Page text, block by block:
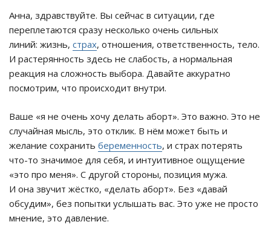
Анна, здравствуйте. Вы сейчас в ситуации, где
переплетаются сразу несколько очень сильных
линий: жизнь, страх, отношения, ответственность, тело.
И растерянность здесь не слабость, а нормальная
реакция на сложность выбора. Давайте аккуратно
посмотрим, что происходит внутри.
Ваше «я не очень хочу делать аборт». Это важно. Это не
случайная мысль, это отклик. В нём может быть и
желание сохранить беременность, и страх потерять
что-то значимое для себя, и интуитивное ощущение
«это про меня». С другой стороны, позиция мужа.
И она звучит жёстко, «делать аборт». Без «давай
обсудим», без попытки услышать вас. Это уже не просто
мнение, это давление.